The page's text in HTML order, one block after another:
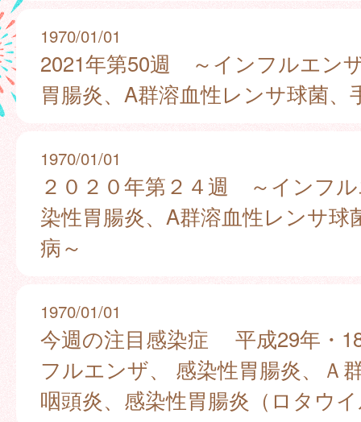
1970/01/01
2021年第50週 ～インフルエン
胃腸炎、A群溶血性レンサ球菌、
1970/01/01
２０２０年第２４週 ～インフ
染性胃腸炎、A群溶血性レンサ球
病～
1970/01/01
今週の注目感染症 平成29年・
フルエンザ、 感染性胃腸炎、Ａ
咽頭炎、感染性胃腸炎（ロタウ